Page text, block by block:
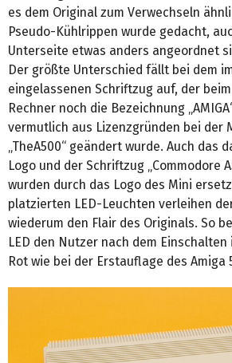
es dem Original zum Verwechseln
Pseudo-Kühlrippen wurde gedacht,
Unterseite etwas anders angeordnet
Der größte Unterschied fällt bei dem
eingelassenen Schriftzug auf, der
Rechner noch die Bezeichnung
vermutlich aus Lizenzgründen bei der
„TheA500“ geändert wurde. Auch das
Logo und der Schriftzug „Commodore
wurden durch das Logo des Mini
platzierten LED-Leuchten verleihen
wiederum den Flair des Originals. So
LED den Nutzer nach dem
Rot wie bei der Erstauflage des Amiga